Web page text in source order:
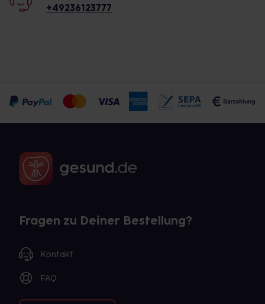
+49236123777
Fragen zu Deiner Bestellung?
Kontakt
FAQ